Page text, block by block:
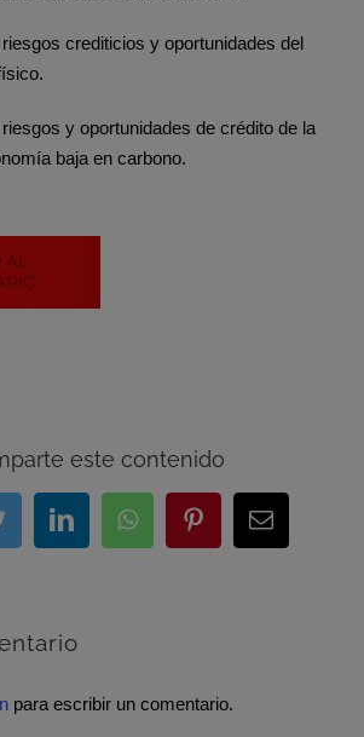
crediticios y oportunidades del
y oportunidades de crédito de la
baja en carbono.
este contenido
LinkedInWhatsAppPinterestCorreo
para escribir un comentario.